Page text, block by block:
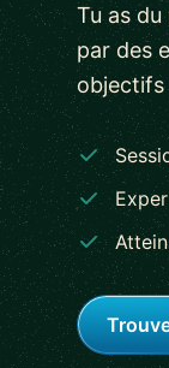
Tu as
par des
objectifs